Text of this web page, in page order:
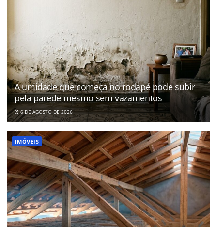
A umidade que começa no rodapé pode subir
pela parede mesmo sem vazamentos
6 DE AGOSTO DE 2026
IMÓVEIS